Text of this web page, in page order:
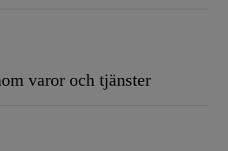
varor och tjänster